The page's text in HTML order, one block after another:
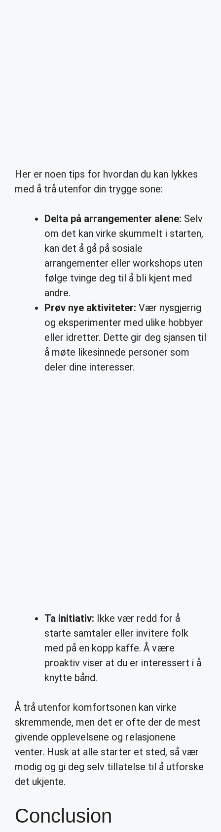
Her er noen tips for hvordan du kan lykkes
med å trå utenfor din trygge sone:
Delta på arrangementer alene: Selv
om det kan virke skummelt i starten,
kan det å gå på sosiale
arrangementer eller workshops uten
følge tvinge deg til å bli kjent med
andre.
Prøv nye aktiviteter: Vær nysgjerrig
og eksperimenter med ulike hobbyer
eller idretter. Dette gir deg sjansen til
å møte likesinnede personer som
deler dine interesser.
Ta initiativ: Ikke vær redd for å
starte samtaler eller invitere folk
med på en kopp kaffe. Å være
proaktiv viser at du er interessert i å
knytte bånd.
Å trå utenfor komfortsonen kan virke
skremmende, men det er ofte der de mest
givende opplevelsene og relasjonene
venter. Husk at alle starter et sted, så vær
modig og gi deg selv tillatelse til å utforske
det ukjente.
Conclusion